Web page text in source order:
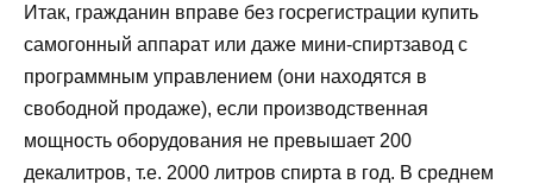
Итак, гражданин вправе без госрегистрации купить
самогонный аппарат или даже мини-спиртзавод с
программным управлением (они находятся в
свободной продаже), если производственная
мощность оборудования не превышает 200
декалитров, т.е. 2000 литров спирта в год. В среднем